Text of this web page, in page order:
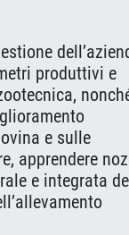
produttivi e
e sulle
apprendere
e integrata